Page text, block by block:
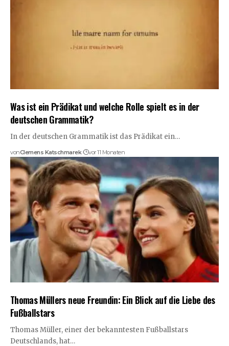
Was ist ein Prädikat und welche Rolle spielt es in der
deutschen Grammatik?
In der deutschen Grammatik ist das Prädikat ein…
vonClemens Katschmarek vor 11 Monaten
Thomas Müllers neue Freundin: Ein Blick auf die Liebe des
Fußballstars
Thomas Müller, einer der bekanntesten Fußballstars
Deutschlands, hat…